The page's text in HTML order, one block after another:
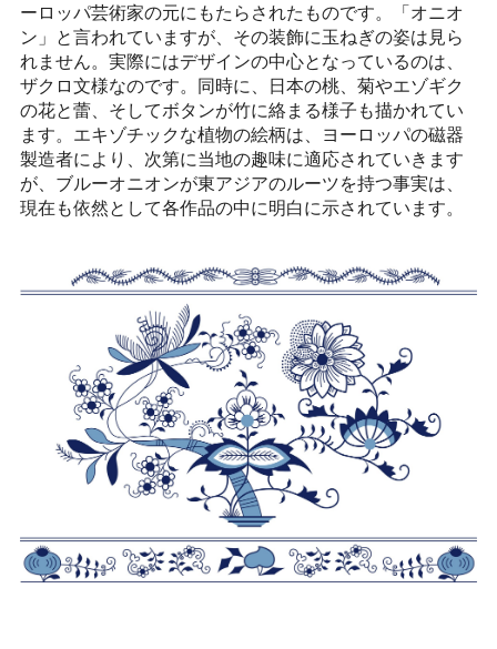
ーロッパ芸術家の元にもたらされたものです。「オニオ
ン」と言われていますが、その装飾に玉ねぎの姿は見ら
れません。実際にはデザインの中心となっているのは、
ザクロ文様なのです。同時に、日本の桃、菊やエゾギク
の花と蕾、そしてボタンが竹に絡まる様子も描かれてい
ます。エキゾチックな植物の絵柄は、ヨーロッパの磁器
製造者により、次第に当地の趣味に適応されていきます
が、ブルーオニオンが東アジアのルーツを持つ事実は、
現在も依然として各作品の中に明白に示されています。